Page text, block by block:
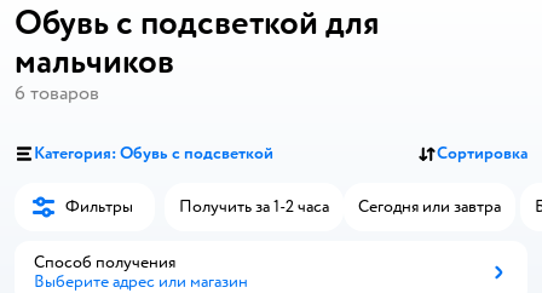
Обувь с подсветкой для
мальчиков
6 товаров
Категория: Обувь с подсветкой Сортировка
Фильтры Получить за 1-2 часа Сегодня или завтра
Способ получения
Выберите адрес или магазин